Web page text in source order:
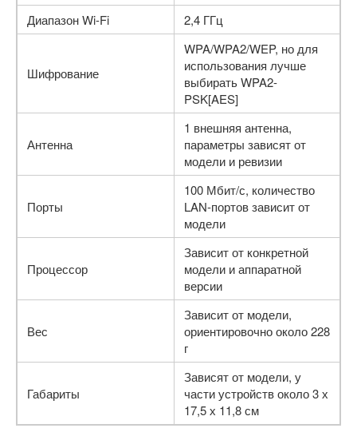
Диапазон Wi-Fi
2,4 ГГц
Шифрование
WPA/WPA2/WEP, но для
использования лучше
выбирать WPA2-
PSK[AES]
Антенна
1 внешняя антенна,
параметры зависят от
модели и ревизии
Порты
100 Мбит/с, количество
LAN-портов зависит от
модели
Процессор
Зависит от конкретной
модели и аппаратной
версии
Вес
Зависит от модели,
ориентировочно около 228
г
Габариты
Зависят от модели, у
части устройств около 3 х
17,5 х 11,8 см